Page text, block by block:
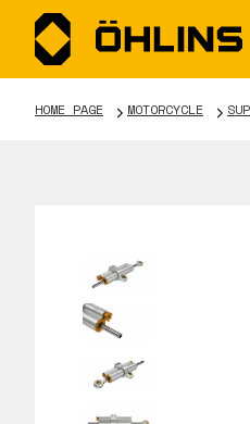
HOME PAGE MOTORCYCLE